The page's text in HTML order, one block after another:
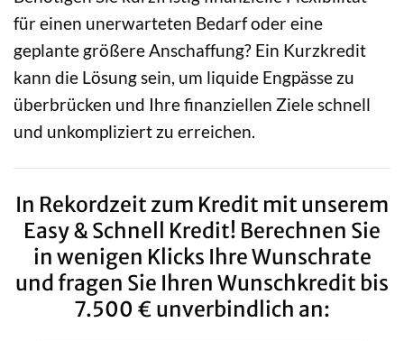
für einen unerwarteten Bedarf oder eine
geplante größere Anschaffung? Ein Kurzkredit
kann die Lösung sein, um liquide Engpässe zu
überbrücken und Ihre finanziellen Ziele schnell
und unkompliziert zu erreichen.
In Rekordzeit zum Kredit mit unserem
Easy & Schnell Kredit! Berechnen Sie
in wenigen Klicks Ihre Wunschrate
und fragen Sie Ihren Wunschkredit bis
7.500 € unverbindlich an: